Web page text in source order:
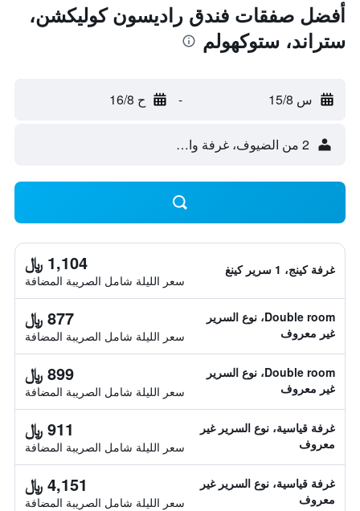
أفضل صفقات فندق راديسون كوليكشن،
ستراند، ستوكهولم
س 15/8 - ح 16/8
2 من الضيوف، غرفة واحدة
غرفة كينج، 1 سرير كينغ 1,104 ﷼
سعر الليلة شامل الصريبة المضافة
Double room، نوع السرير
غير معروف
877 ﷼
سعر الليلة شامل الصريبة المضافة
Double room، نوع السرير
غير معروف
899 ﷼
سعر الليلة شامل الصريبة المضافة
غرفة قياسية، نوع السرير غير
معروف
911 ﷼
سعر الليلة شامل الصريبة المضافة
غرفة قياسية، نوع السرير غير
معروف
4,151 ﷼
سعر الليلة شامل الصريبة المضافة